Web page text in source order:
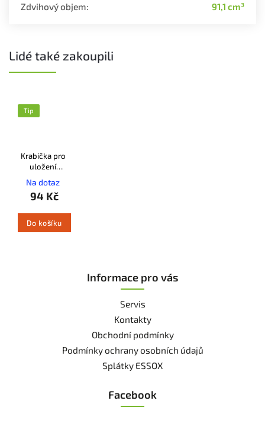
Zdvihový objem: 91,1 cm³
Lidé také zakoupili
Tip
Krabička pro
uložení
pilových
řetězů STIHL
Na dotaz
94 Kč
Do košíku
Informace pro vás
Servis
Kontakty
Obchodní podmínky
Podmínky ochrany osobních údajů
Splátky ESSOX
Facebook